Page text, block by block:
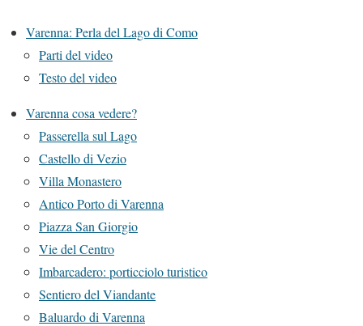
Varenna: Perla del Lago di Como
Parti del video
Testo del video
Varenna cosa vedere?
Passerella sul Lago
Castello di Vezio
Villa Monastero
Antico Porto di Varenna
Piazza San Giorgio
Vie del Centro
Imbarcadero: porticciolo turistico
Sentiero del Viandante
Baluardo di Varenna